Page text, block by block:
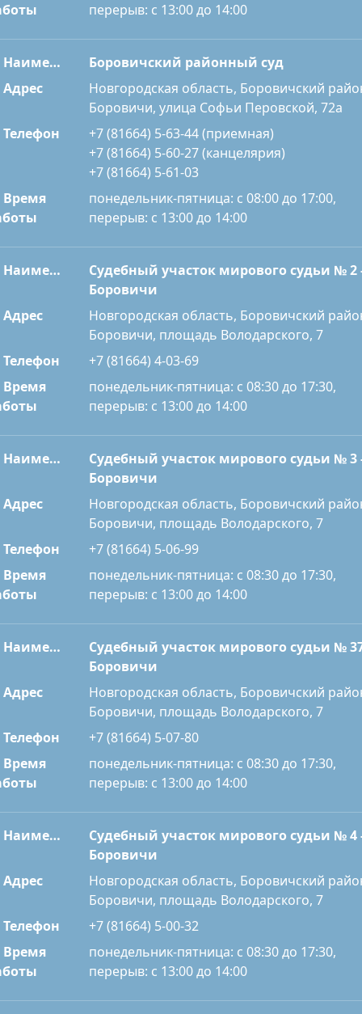
перерыв: с 13:00 до 14:00
Наименование
Боровичский районный суд
Адрес
Новгородская область, Боровичский
Боровичи, улица Софьи Перовской, 72а
Телефон
+7 (81664) 5-63-44 (приемная)
+7 (81664) 5-60-27 (канцелярия)
+7 (81664) 5-61-03
Время
понедельник-пятница: с 08:00 до 17:00,
перерыв: с 13:00 до 14:00
Наименование
Судебный участок мирового судьи № 2
Боровичи
Адрес
Новгородская область, Боровичский
Боровичи, площадь Володарского, 7
Телефон
+7 (81664) 4-03-69
Время
понедельник-пятница: с 08:30 до 17:30,
перерыв: с 13:00 до 14:00
Наименование
Судебный участок мирового судьи № 3
Боровичи
Адрес
Новгородская область, Боровичский
Боровичи, площадь Володарского, 7
Телефон
+7 (81664) 5-06-99
Время
понедельник-пятница: с 08:30 до 17:30,
перерыв: с 13:00 до 14:00
Наименование
Судебный участок мирового судьи №
Боровичи
Адрес
Новгородская область, Боровичский
Боровичи, площадь Володарского, 7
Телефон
+7 (81664) 5-07-80
Время
понедельник-пятница: с 08:30 до 17:30,
перерыв: с 13:00 до 14:00
Наименование
Судебный участок мирового судьи № 4
Боровичи
Адрес
Новгородская область, Боровичский
Боровичи, площадь Володарского, 7
Телефон
+7 (81664) 5-00-32
Время
понедельник-пятница: с 08:30 до 17:30,
перерыв: с 13:00 до 14:00